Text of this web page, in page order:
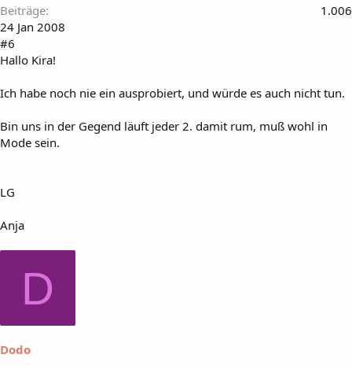
Beiträge
1.006
24 Jan 2008
#6
Hallo Kira!
Ich habe noch nie ein ausprobiert, und würde es auch nicht tun.
Bin uns in der Gegend läuft jeder 2. damit rum, muß wohl in
Mode sein.
LG
Anja
D
Dodo